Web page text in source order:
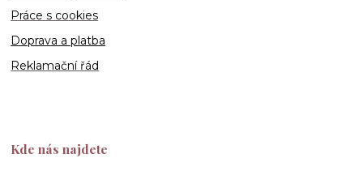
Práce s cookies
Doprava a platba
Reklamační řád
Kde nás najdete